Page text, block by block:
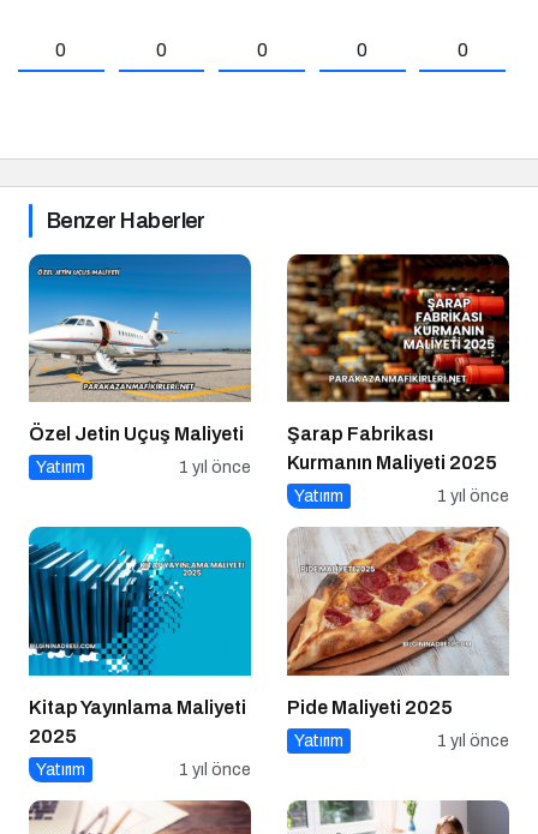
0 0 0 0 0
Benzer Haberler
Özel Jetin Uçuş Maliyeti
Yatırım 1 yıl önce
Şarap Fabrikası
Kurmanın Maliyeti 2025
Yatırım 1 yıl önce
Kitap Yayınlama Maliyeti
2025
Yatırım 1 yıl önce
Pide Maliyeti 2025
Yatırım 1 yıl önce